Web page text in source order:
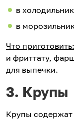
в
в
Что приготовить:
и фриттату,
для выпечки.
3. Крупы
Крупы содержат